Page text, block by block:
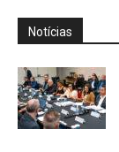
Notícias